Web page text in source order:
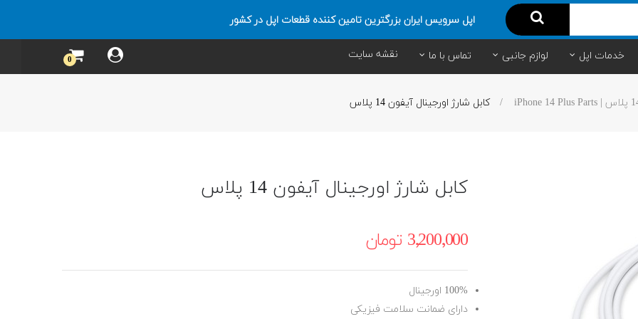
اپل سرویس ایران بزرگترین تامین کننده قطعات اپل در کشور
خدمات اپل لوازم جانبی تماس با ما نقشه سایت 0
کابل شارژ اورجینال آیفون 14 پلاس
کابل شارژ اورجینال آیفون 14 پلاس
3٬200٬000 ‎تومان
100% اورجینال
دارای ضمانت سلامت فیزیکی